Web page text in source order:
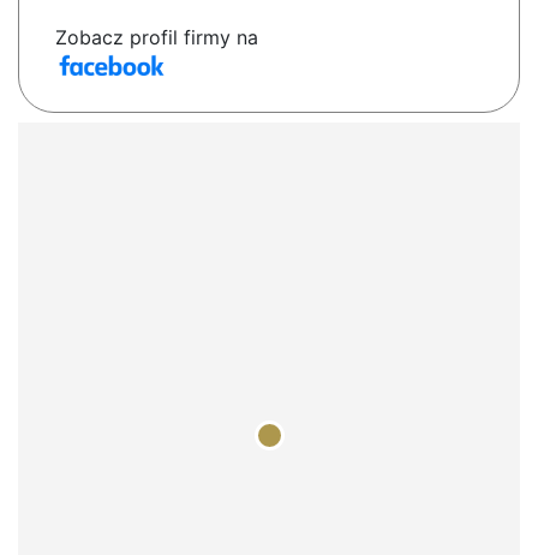
Zobacz profil firmy na